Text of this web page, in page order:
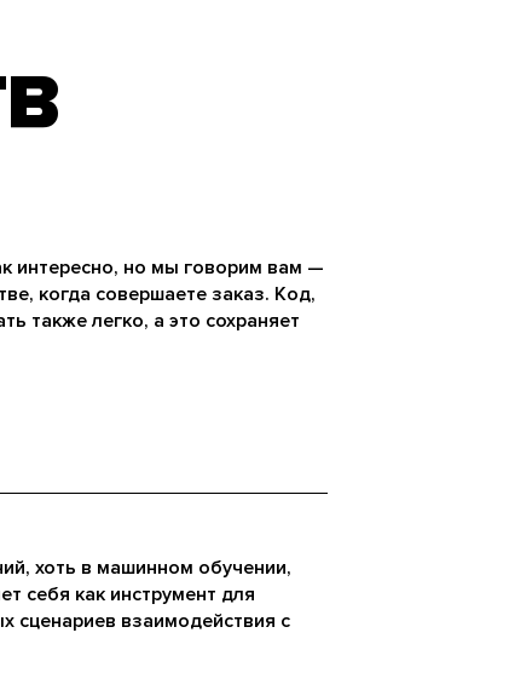
интересно, но мы говорим вам —
когда совершаете заказ. Код,
также легко, а это сохраняет
хоть в машинном обучении,
себя как инструмент для
сценариев взаимодействия с